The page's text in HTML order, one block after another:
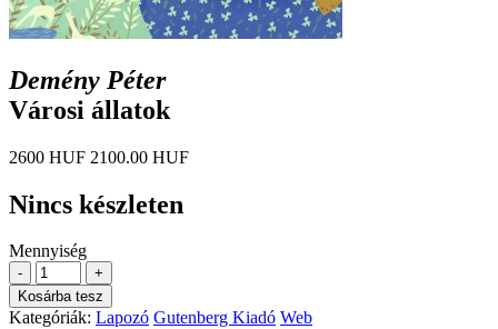
Demény Péter
Városi állatok
2600 HUF 2100.00 HUF
Nincs készleten
Mennyiség
-
+
Kosárba tesz
Kategóriák: Lapozó Gutenberg Kiadó Web